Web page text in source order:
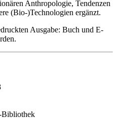
Anthropologie, Tendenzen
(Bio-)Technologien ergänzt.
Ausgabe: Buch und E-
Bibliothek